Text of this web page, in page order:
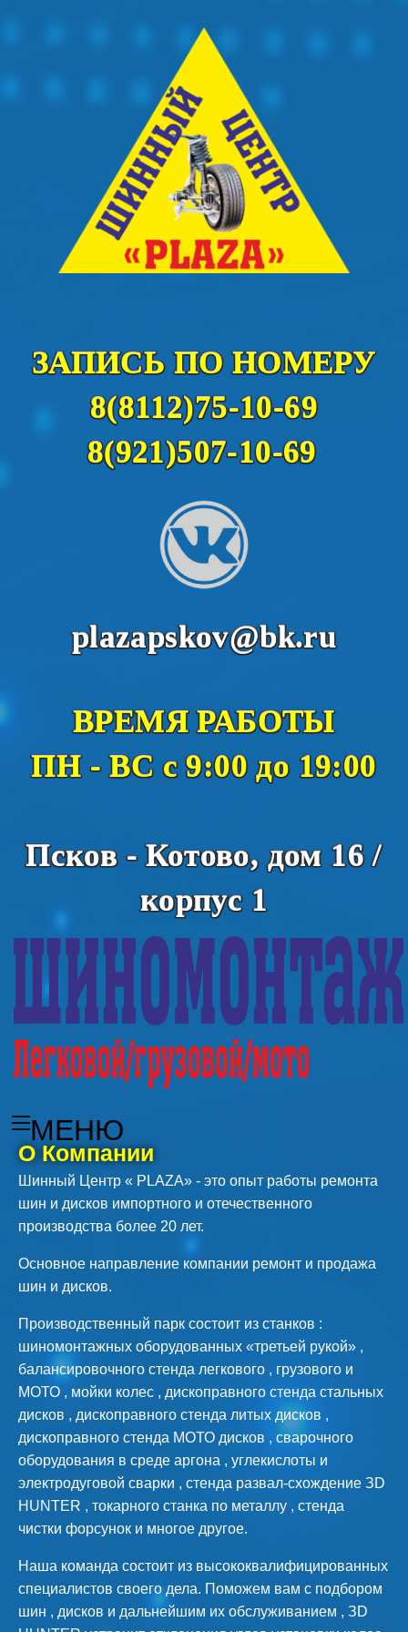
ЗАПИСЬ ПО НОМЕРУ
8(8112)75-10-69
8(921)507-10-69
plazapskov@bk.ru
ВРЕМЯ РАБОТЫ
ПН - ВС с 9:00 до 19:00
Псков - Котово, дом 16 /
корпус 1
МЕНЮ
О Компании
Шинный Центр « PLAZA» - это опыт работы ремонта
шин и дисков импортного и отечественного
производства более 20 лет.
Основное направление компании ремонт и продажа
шин и дисков.
Производственный парк состоит из станков :
шиномонтажных оборудованных «третьей рукой» ,
балансировочного стенда легкового , грузового и
МОТО , мойки колес , дископравного стенда стальных
дисков , дископравного стенда литых дисков ,
дископравного стенда МОТО дисков , сварочного
оборудования в среде аргона , углекислоты и
электродуговой сварки , стенда развал-схождение ЗD
HUNTER , токарного станка по металлу , стенда
чистки форсунок и многое другое.
Наша команда состоит из высококвалифицированных
специалистов своего дела. Поможем вам с подбором
шин , дисков и дальнейшим их обслуживанием , ЗD